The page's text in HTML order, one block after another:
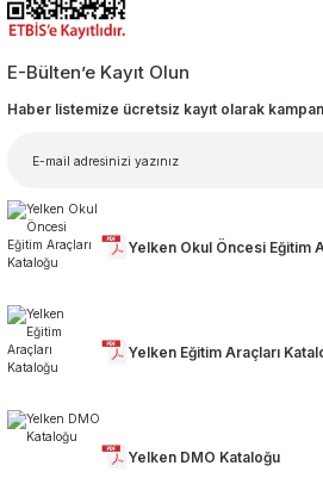
E-Bülten’e Kayıt Olun
Haber listemize ücretsiz kayıt olarak
Yelken Okul Öncesi Eğitim
Yelken Eğitim Araçları
Yelken DMO Kataloğu